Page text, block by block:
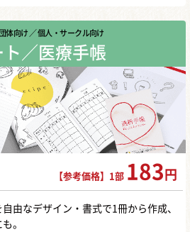
体向け ／ 個人・サークル向け
／医療手帳
【参考価格】1部 183 円
由なデザイン・書式で1冊から作成、
。